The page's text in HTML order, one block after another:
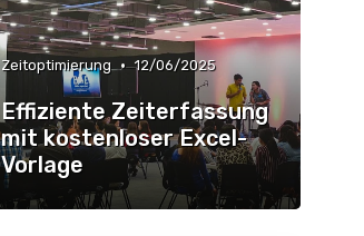
Zeitoptimierung • 12/06/2025
Effiziente Zeiterfassung
mit kostenloser Excel-
Vorlage